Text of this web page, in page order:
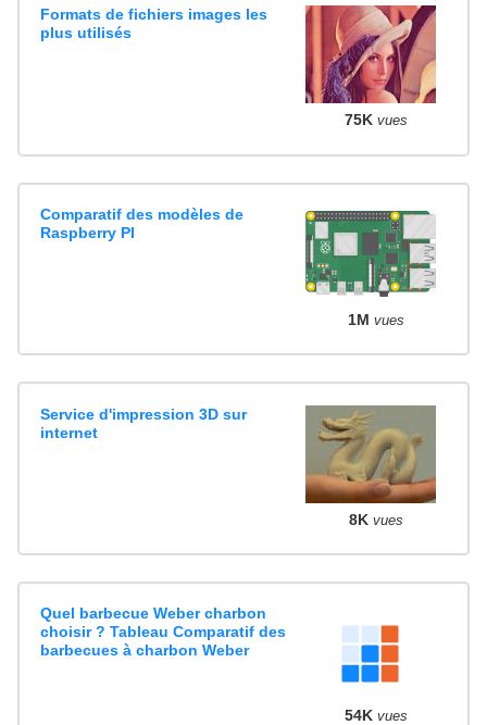
Formats de fichiers images les
plus utilisés
75K vues
Comparatif des modèles de
Raspberry PI
1M vues
Service d'impression 3D sur
internet
8K vues
Quel barbecue Weber charbon
choisir ? Tableau Comparatif des
barbecues à charbon Weber
54K vues